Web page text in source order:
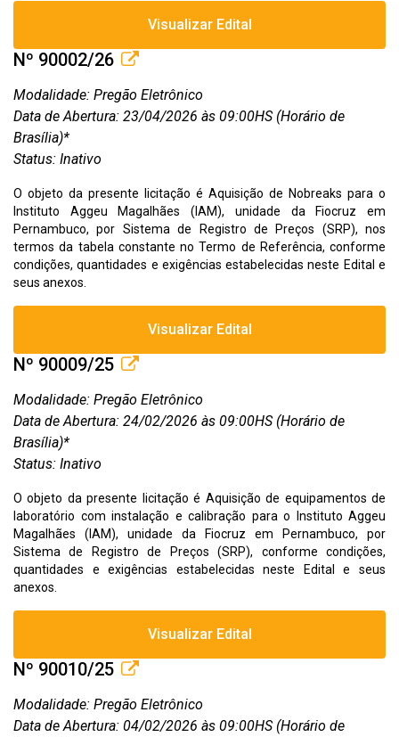
Visualizar Edital
Nº 90002/26
Modalidade: Pregão Eletrônico
Data de Abertura: 23/04/2026 às 09:00HS (Horário de
Brasília)*
Status: Inativo
O objeto da presente licitação é Aquisição de Nobreaks para o
Instituto Aggeu Magalhães (IAM), unidade da Fiocruz em
Pernambuco, por Sistema de Registro de Preços (SRP), nos
termos da tabela constante no Termo de Referência, conforme
condições, quantidades e exigências estabelecidas neste Edital e
seus anexos.
Visualizar Edital
Nº 90009/25
Modalidade: Pregão Eletrônico
Data de Abertura: 24/02/2026 às 09:00HS (Horário de
Brasília)*
Status: Inativo
O objeto da presente licitação é Aquisição de equipamentos de
laboratório com instalação e calibração para o Instituto Aggeu
Magalhães (IAM), unidade da Fiocruz em Pernambuco, por
Sistema de Registro de Preços (SRP), conforme condições,
quantidades e exigências estabelecidas neste Edital e seus
anexos.
Visualizar Edital
Nº 90010/25
Modalidade: Pregão Eletrônico
Data de Abertura: 04/02/2026 às 09:00HS (Horário de